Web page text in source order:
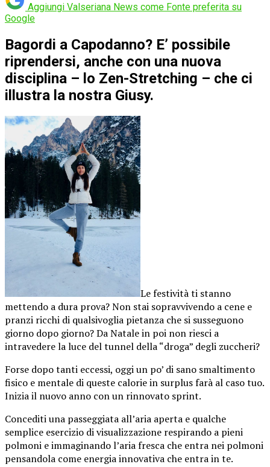
Aggiungi Valseriana News come Fonte preferita su
Google
Bagordi a Capodanno? E’ possibile
riprendersi, anche con una nuova
disciplina – lo Zen-Stretching – che ci
illustra la nostra Giusy.
Le festività ti stanno
mettendo a dura prova? Non stai sopravvivendo a cene e
pranzi ricchi di qualsivoglia pietanza che si susseguono
giorno dopo giorno? Da Natale in poi non riesci a
intravedere la luce del tunnel della “droga” degli zuccheri?
Forse dopo tanti eccessi, oggi un po’ di sano smaltimento
fisico e mentale di queste calorie in surplus farà al caso tuo.
Inizia il nuovo anno con un rinnovato sprint.
Concediti una passeggiata all’aria aperta e qualche
semplice esercizio di visualizzazione respirando a pieni
polmoni e immaginando l’aria fresca che entra nei polmoni
pensandola come energia innovativa che entra in te.